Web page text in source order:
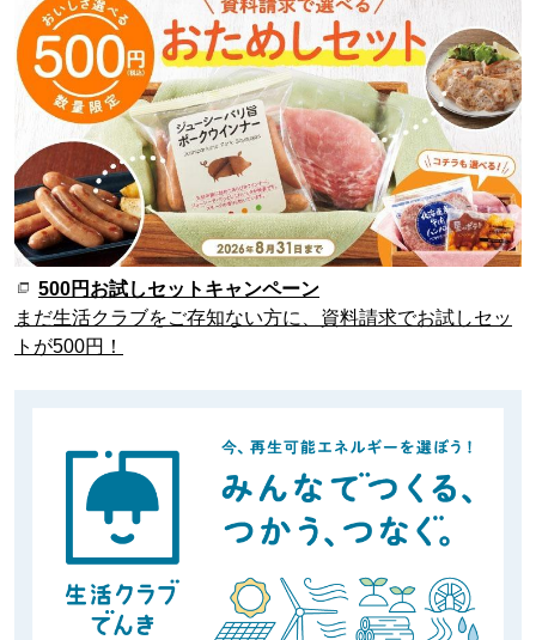
500円お試しセットキャンペーン
まだ生活クラブをご存知ない方に、資料請求でお試しセッ
トが500円！